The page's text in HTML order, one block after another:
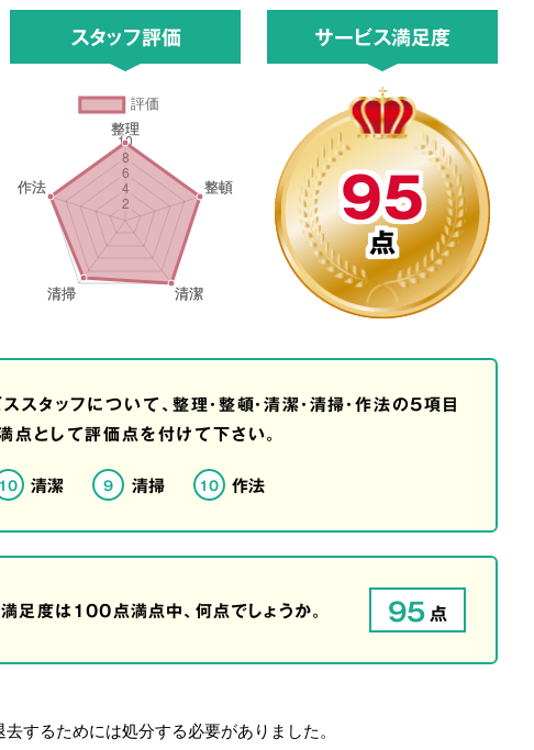
スタッフ評価 サービス満足度
95
点
スタッフについて、整理・整頓・清潔・清掃・作法の5項目
として評価点を付けて下さい。
10 清潔 9 清掃 10 作法
足度は100点満点中、何点でしょうか。 95点
するためには処分する必要がありました。